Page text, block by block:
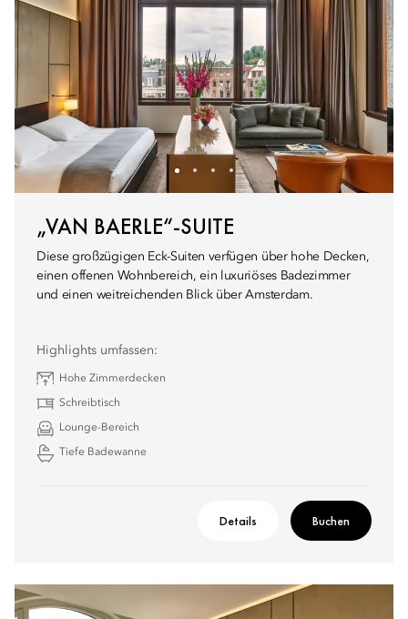
„VAN BAERLE“-SUITE
Diese großzügigen Eck-Suiten verfügen über hohe Decken,
einen offenen Wohnbereich, ein luxuriöses Badezimmer
und einen weitreichenden Blick über Amsterdam.
Highlights umfassen:
Hohe Zimmerdecken
Schreibtisch
Lounge-Bereich
Tiefe Badewanne
Details Buchen